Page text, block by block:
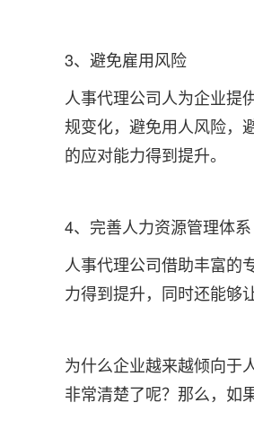
3、避免雇用风险
人事代理公司人为企业提
规变化，避免用人风险，
的应对能力得到提升。
4、完善人力资源管理体系
人事代理公司借助丰富的
力得到提升，同时还能够
为什么企业越来越倾向于
非常清楚了呢？那么，如